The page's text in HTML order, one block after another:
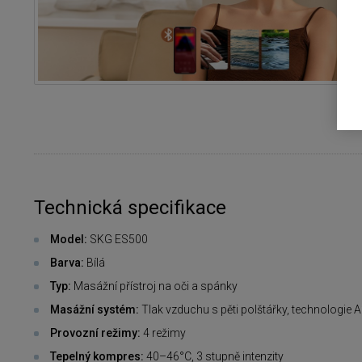
Technická specifikace
Model: SKG ES500
Barva: Bílá
Typ: Masážní přístroj na oči a spánky
Masážní systém: Tlak vzduchu s pěti polštářky, technologie
Provozní režimy: 4 režimy
Tepelný kompres: 40–46°C, 3 stupně intenzity